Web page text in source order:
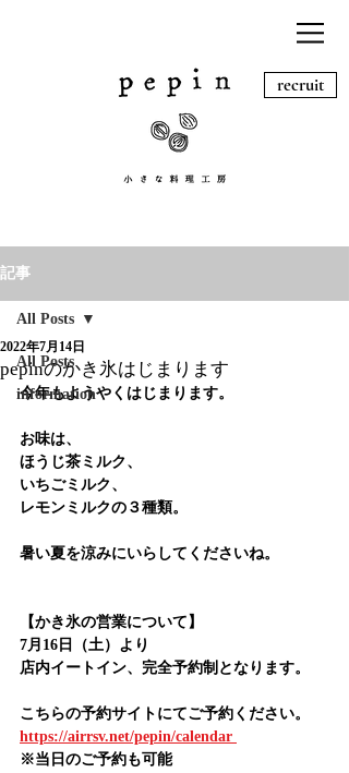
recruit
記事
All Posts
information
All Posts
pepinのかき氷はじまります
2022年7月14日
今年もようやくはじまります。
お味は、
ほうじ茶ミルク、
いちごミルク、
レモンミルクの３種類。
暑い夏を涼みにいらしてくださいね。
【かき氷の営業について】
7月16日（土）より
店内イートイン、完全予約制となります。
こちらの予約サイトにてご予約ください。
https://airrsv.net/pepin/calendar
※当日のご予約も可能